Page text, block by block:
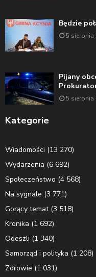
Będzie
5 sierpnia
Pijany
5 sierpnia
Kategorie
Wiadomości (13 270)
Wydarzenia (6 692)
Społeczeństwo (4 568)
Na sygnale (3 771)
Gorący temat(3 518)
Kronika (1 692)
Odeszli (1 340)
Samorząd i polityka (1 208)
Zdrowie (1 031)